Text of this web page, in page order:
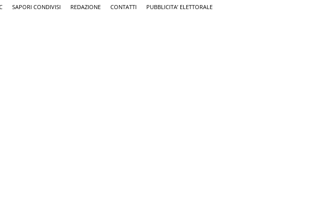
SAPORI CONDIVISI REDAZIONE CONTATTI PUBBLICITA’ ELETTORALE